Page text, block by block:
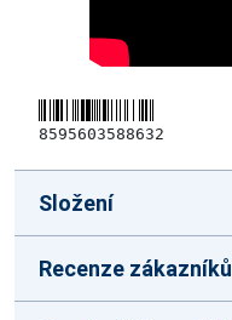
8595603588632
Složení
Recenze zákazníků